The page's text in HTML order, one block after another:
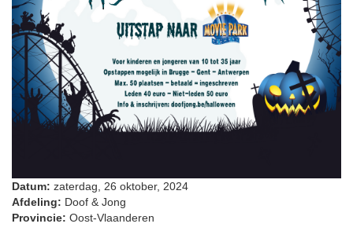
Datum: zaterdag, 26 oktober, 2024
Afdeling: Doof & Jong
Provincie: Oost-Vlaanderen